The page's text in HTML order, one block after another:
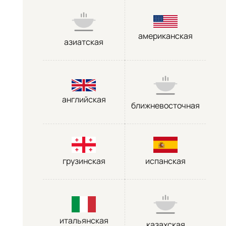
азиатская
американская
английская
ближневосточная
грузинская испанская
итальянская